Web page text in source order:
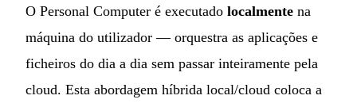
O Personal Computer é executado localmente na
máquina do utilizador — orquestra as aplicações e
ficheiros do dia a dia sem passar inteiramente pela
cloud. Esta abordagem híbrida local/cloud coloca a